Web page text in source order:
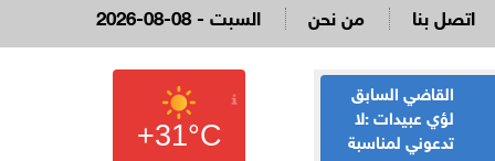
2026-08-08 - السبت من نحن اتصل بنا
القاضي السابق
لؤي عبيدات :لا
تدعوني لمناسبة
الحياصات ينفي
صحة انباء صدور
نتائج الثانوية العامة
+31°C